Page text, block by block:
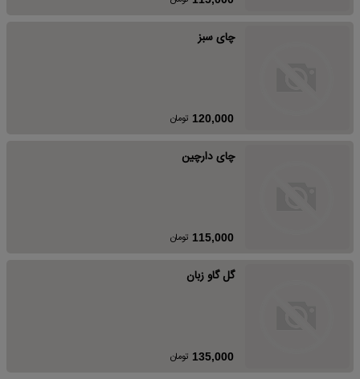
چای سبز
120,000 تومان
چای دارچین
115,000 تومان
گل گاو زبان
135,000 تومان